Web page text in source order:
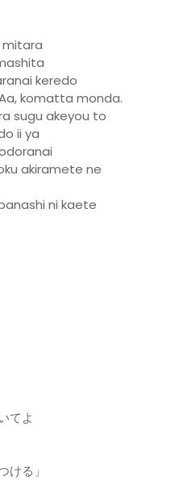
mitara
keredo
komatta monda.
sugu akeyou to
ii ya
akiramete ne
ni kaete
てよ
ける」